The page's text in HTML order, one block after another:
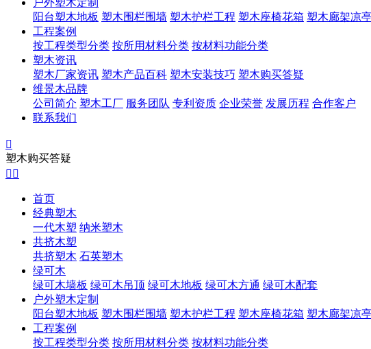
阳台塑木地板 塑木围栏围墙 塑木护栏工程 塑木座椅花箱 塑木廊架凉亭
工程案例
按工程类型分类 按所用材料分类 按材料功能分类
塑木资讯
塑木厂家资讯 塑木产品百科 塑木安装技巧 塑木购买答疑
维景木品牌
公司简介 塑木工厂 服务团队 专利资质 企业荣誉 发展历程 合作客户
联系我们

塑木购买答疑
 
首页
经典塑木
一代木塑 纳米塑木
共挤木塑
共挤塑木 石英塑木
绿可木
绿可木墙板 绿可木吊顶 绿可木地板 绿可木方通 绿可木配套
户外塑木定制
阳台塑木地板 塑木围栏围墙 塑木护栏工程 塑木座椅花箱 塑木廊架凉亭
工程案例
按工程类型分类 按所用材料分类 按材料功能分类